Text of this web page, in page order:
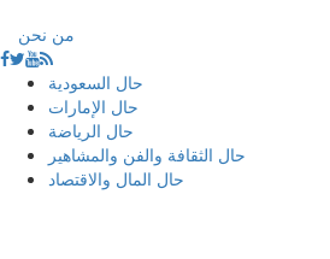
من نحن
حال السعودية
حال الإمارات
حال الرياضة
حال الثقافة والفن والمشاهير
حال المال والاقتصاد